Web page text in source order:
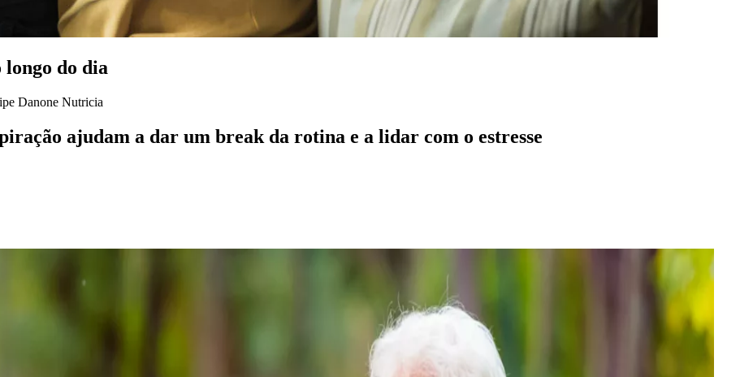
do dia
Danone Nutricia
ajudam a dar um break da rotina e a lidar com o estresse